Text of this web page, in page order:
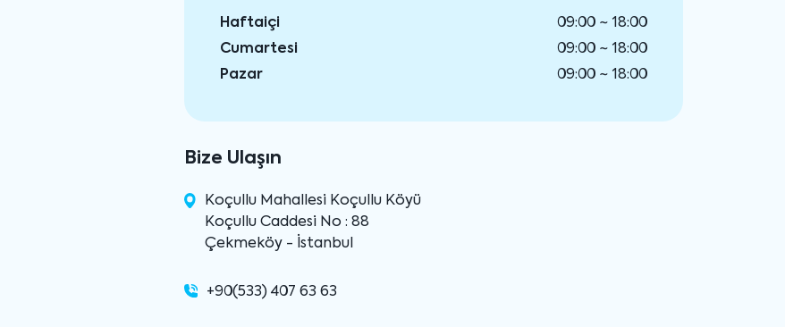
Haftaiçi
09:00 ~ 18:00
Cumartesi
09:00 ~ 18:00
Pazar
09:00 ~ 18:00
Bize Ulaşın
Koçullu Mahallesi Koçullu Köyü
Koçullu Caddesi No : 88
Çekmeköy - İstanbul
+90(533) 407 63 63